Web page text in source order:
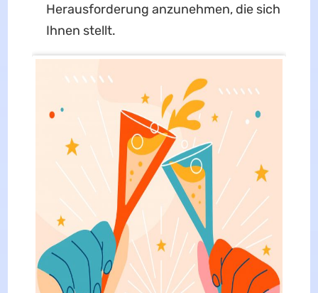
Herausforderung anzunehmen, die sich
Ihnen stellt.